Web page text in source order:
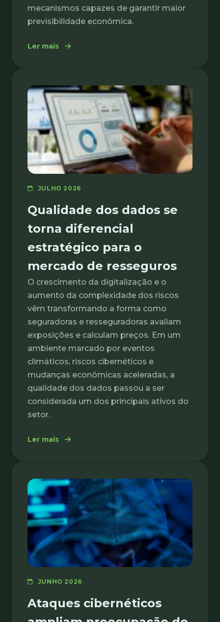
mecanismos capazes de garantir maior
previsibilidade econômica.
Ler mais : Resseguro ganha relevância como
JULHO 2026
Qualidade dos dados se
torna diferencial
estratégico para o
mercado de resseguros
O crescimento da digitalização e o
aumento da complexidade dos riscos
vêm transformando a forma como
seguradoras e resseguradoras avaliam
exposições e calculam preços. Em um
ambiente marcado por eventos
climáticos, riscos cibernéticos e
mudanças econômicas aceleradas, a
qualidade dos dados passou a ser
considerada um dos principais ativos do
setor.
Ler mais : Qualidade dos dados se torna
JUNHO 2026
Ataques cibernéticos